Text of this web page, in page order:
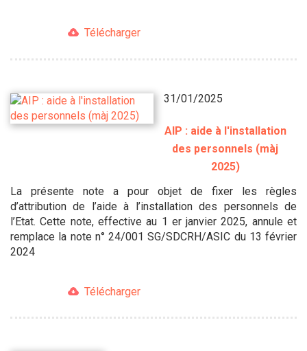
Télécharger
31/01/2025
AIP : aide à l'installation
des personnels (màj
2025)
La présente note a pour objet de fixer les règles
d’attribution de l’aide à l’installation des personnels de
l’Etat. Cette note, effective au 1 er janvier 2025, annule et
remplace la note n° 24/001 SG/SDCRH/ASIC du 13 février
2024
Télécharger